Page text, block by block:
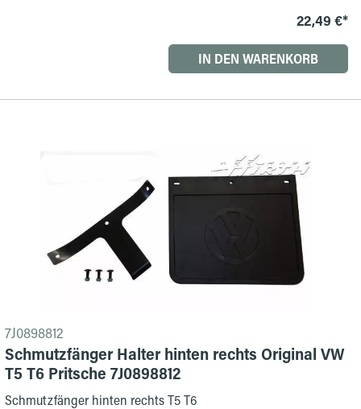
22,49 €*
IN DEN WARENKORB
7J0898812
Schmutzfänger Halter hinten rechts Original VW
T5 T6 Pritsche 7J0898812
Schmutzfänger hinten rechts T5 T6